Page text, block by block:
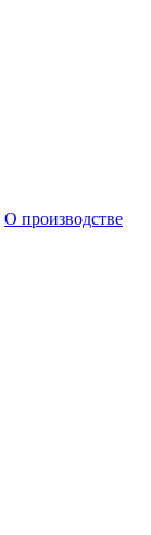
О производстве